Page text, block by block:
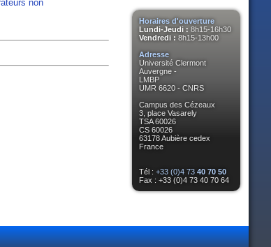
Horaires d'ouverture
Lundi-Jeudi : 8h15-16h30
Vendredi : 8h15-13h00
Adresse
Université Clermont
Auvergne -
LMBP
UMR 6620 - CNRS
Campus des Cézeaux
3, place Vasarely
TSA 60026
CS 60026
63178 Aubière cedex
France
Tél : +33 (0)4 73 40 70 50
Fax : +33 (0)4 73 40 70 64
non